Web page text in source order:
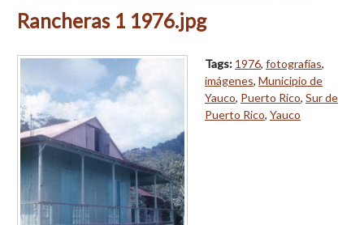
Rancheras 1 1976.jpg
Tags: 1976, fotografías,
imágenes, Municipio de
Yauco, Puerto Rico, Sur de
Puerto Rico, Yauco